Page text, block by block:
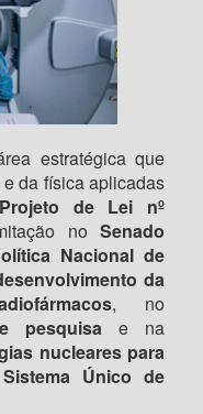
estratégica que
da física aplicadas
Projeto de Lei nº
no Senado
Nacional de
da
, no
pesquisa e na
nucleares para
Único de